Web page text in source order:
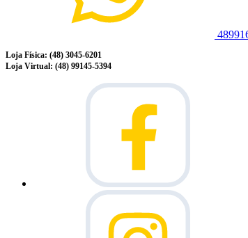
Loja Física: (48) 3045-6201
Loja Virtual: (48) 99145-5394